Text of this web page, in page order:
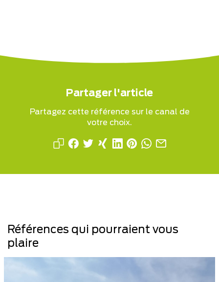
Partager l'article
Partagez cette référence sur le canal de
votre choix.
Références qui pourraient vous
plaire